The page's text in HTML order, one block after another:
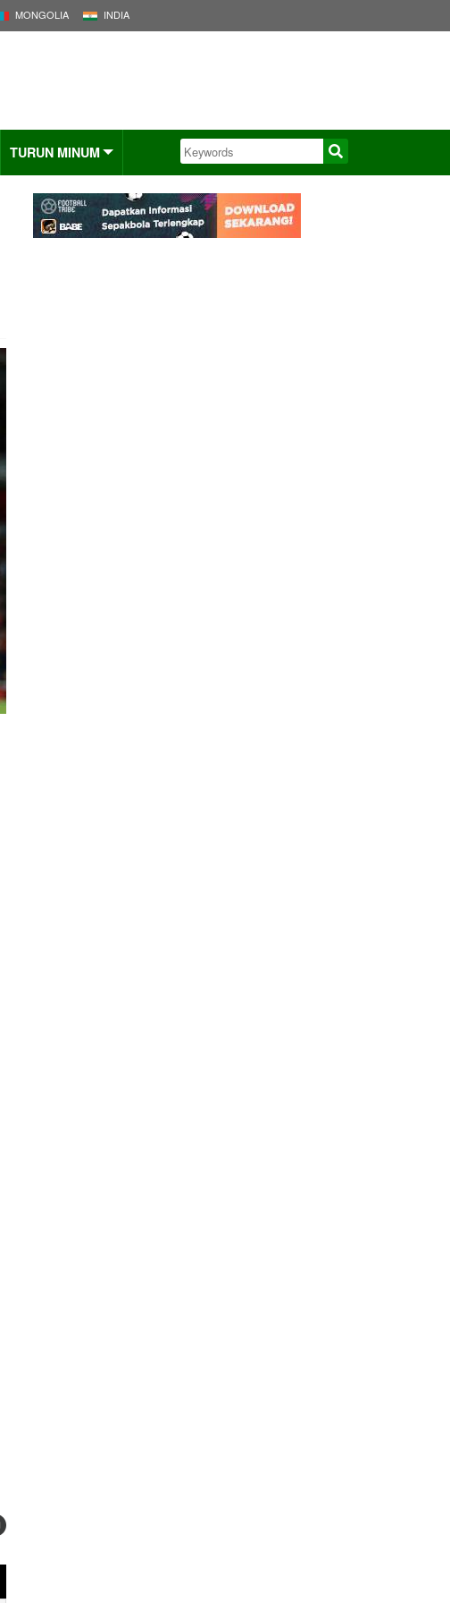
MONGOLIA INDIA
TURUN MINUM